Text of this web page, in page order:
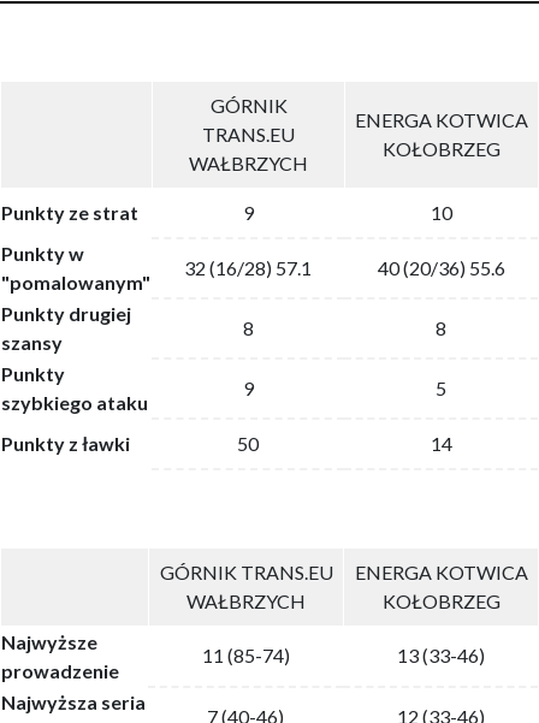
GÓRNIK
TRANS.EU
WAŁBRZYCH
ENERGA KOTWICA
KOŁOBRZEG
Punkty ze strat 9
10
Punkty w
"pomalowanym"
32 (16/28) 57.1
40 (20/36) 55.6
Punkty drugiej
szansy
8
8
Punkty
szybkiego ataku
9 5
Punkty z ławki 50 14
GÓRNIK TRANS.EU
WAŁBRZYCH
ENERGA KOTWICA
KOŁOBRZEG
Najwyższe
prowadzenie
11 (85-74) 13 (33-46)
Najwyższa seria
7 (40-46)
12 (33-46)